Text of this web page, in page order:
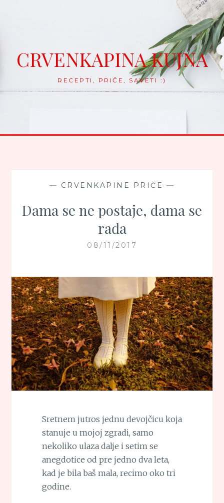
CRVENKAPINA KUJNA
RECEPTI, PRIČE, SAVETI :)
— CRVENKAPINE PRIČE —
Dama se ne postaje, dama se
rađa
08/11/2017
Sretnem jutros jednu devojčicu koja
stanuje u mojoj zgradi, samo
nekoliko ulaza dalje i setim se
anegdotice od pre jedno dva leta,
kad je bila baš mala, recimo oko tri
godine.